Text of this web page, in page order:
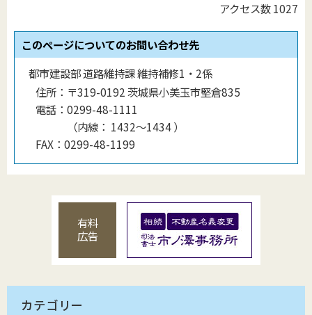
アクセス数1027
このページについてのお問い合わせ先
都市建設部 道路維持課 維持補修1・2係
住所： 〒319-0192 茨城県小美玉市堅倉835
電話： 0299-48-1111
（内線 ： 1432～1434）
FAX： 0299-48-1199
有料
広告
カテゴリー